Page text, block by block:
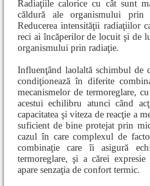
Radiaţiile calorice cu cât sunt
căldură ale organismului prin
Reducerea intensităţii radiaţiilor
reci ai încăperilor de locuit şi de
organismului prin radiaţie.
Influenţând laolaltă schimbul de
condiţionează în diferite
mecanismelor de termoreglare,
acestui echilibru atunci când
capacitatea şi viteza de reacţie a
suficient de bine protejat prin
cazul în care complexul de
combinaţie care îi asigură
termoreglare, şi a cărei expresie
apare senzaţia de confort termic.